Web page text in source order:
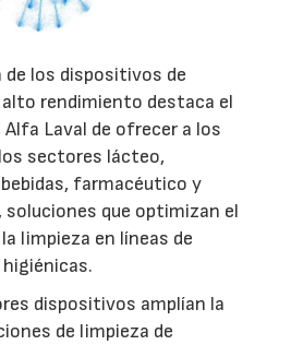
los dispositivos de
alto rendimiento destaca el
Laval de ofrecer a los
sectores lácteo,
farmacéutico y
que optimizan el
limpieza en líneas de
dispositivos amplían la
de limpieza de